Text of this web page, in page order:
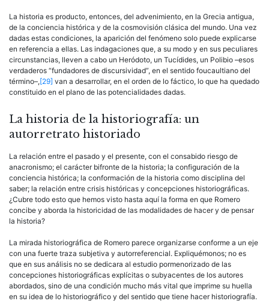
La historia es producto, entonces, del advenimiento, en la Grecia antigua,
de la conciencia histórica y de la cosmovisión clásica del mundo. Una vez
dadas estas condiciones, la aparición del fenómeno solo puede explicarse
en referencia a ellas. Las indagaciones que, a su modo y en sus peculiares
circunstancias, lleven a cabo un Heródoto, un Tucídides, un Polibio –esos
verdaderos “fundadores de discursivi­dad”, en el sentido foucaultiano del
término–,[29] van a desarrollar, en el orden de lo fáctico, lo que ha quedado
constituido en el plano de las potencialidades dadas.
La historia de la historiografía: un
autorretrato historiado
La relación entre el pasado y el presente, con el consabido riesgo de
anacronismo; el carácter bifronte de la historia; la configuración de la
conciencia histórica; la conformación de la historia como disciplina del
saber; la relación entre crisis históricas y concepciones historiográficas.
¿Cubre todo esto que hemos visto hasta aquí la forma en que Romero
concibe y aborda la historicidad de las modalidades de hacer y de pensar
la historia?
La mirada historiográfica de Romero parece organizarse conforme a un eje
con una fuerte traza subjetiva y autorreferencial. Expliquémo­nos; no es
que en sus análisis no se dedicara al estudio pormenorizado de las
concepciones historiográficas explícitas o subyacentes de los au­tores
abordados, sino de una condición mucho más vital que imprime su huella
en su idea de lo historiográfico y del sentido que tiene hacer historiografía.